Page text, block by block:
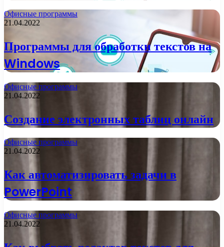
Офисные программы
21.04.2022
Программы для обработки текстов на
Windows
Офисные программы
21.04.2022
Создание электронных таблиц онлайн
Офисные программы
21.04.2022
Как автоматизировать задачи в
PowerPoint
Офисные программы
21.04.2022